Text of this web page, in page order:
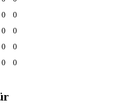
0
0
0
0
0
0
0
0